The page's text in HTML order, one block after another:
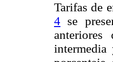
Tarifas de
4 se